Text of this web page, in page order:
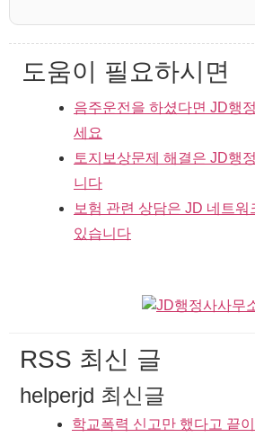
도움이 필요하시면
음주운전을 하셨다면 JD행
세요
토지보상문제 해결은 JD행
니다
보험 관련 상담은 JD 네트워
있습니다
RSS 최신 글
helperjd 최신글
학교폭력 신고만 했다고 끝